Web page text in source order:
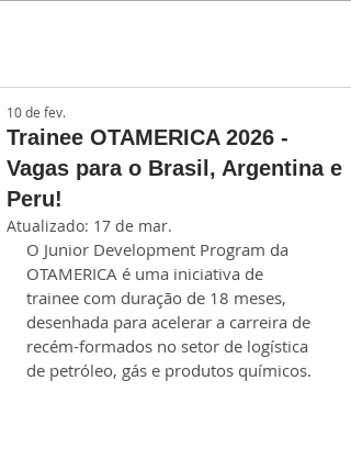
Trainee OTAMERICA 2026 -
Vagas para o Brasil, Argentina e
Peru!
10 de fev.
Atualizado: 17 de mar.
O Junior Development Program da
OTAMERICA é uma iniciativa de
trainee com duração de 18 meses,
desenhada para acelerar a carreira de
recém-formados no setor de logística
de petróleo, gás e produtos químicos.